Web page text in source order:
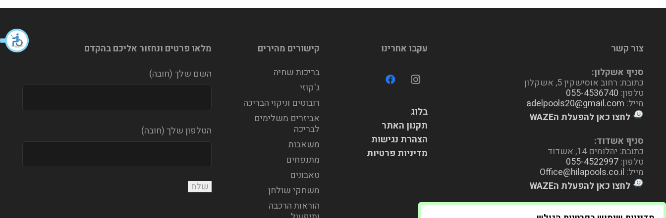
צור קשר
סניף אשקלון:
כתובת: רחוב אוסישקין 5, אשקלון
טלפון: 055-4536740
מייל: adelpools20@gmail.com
לחצו כאן להפעלת הWAZE
סניף אשדוד:
כתובת: יהלומים 14, אשדוד
טלפון:055-4522997
מייל: Office@hilapools.co.il
לחצו כאן להפעלת הWAZE
עקבו אחרינו
בלוג
תקנון האתר
הצהרת נגישות
מדיניות פרטיות
קישורים מהירים
בריכות שחיה
ג'קוזי
רובוטים וניקוי הבריכה
אביזרים משלימים
לבריכה
משאבות
מתנפחים
טאבונים
משחקי שולחן
הוראות הרכבה
מלאו פרטים ונחזור אליכם בהקדם
השם שלך (חובה)
הטלפון שלך (חובה)